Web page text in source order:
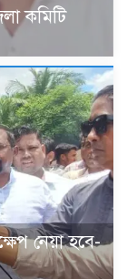
কমিটি
নেয়া হবে-